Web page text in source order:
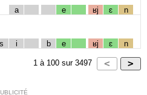
a e ʁj ɛ n
s i b e ʁj ɛ n
1 à 100 sur 3497